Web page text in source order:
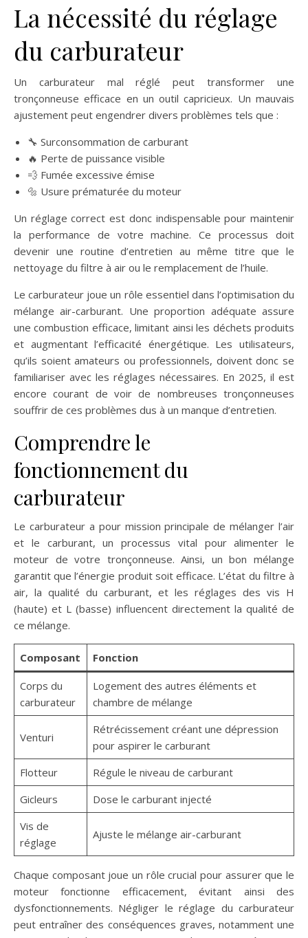
La nécessité du réglage
du carburateur
Un carburateur mal réglé peut transformer une
tronçonneuse efficace en un outil capricieux. Un mauvais
ajustement peut engendrer divers problèmes tels que :
🔧 Surconsommation de carburant
🔥 Perte de puissance visible
💨 Fumée excessive émise
🔩 Usure prématurée du moteur
Un réglage correct est donc indispensable pour maintenir
la performance de votre machine. Ce processus doit
devenir une routine d’entretien au même titre que le
nettoyage du filtre à air ou le remplacement de l’huile.
Le carburateur joue un rôle essentiel dans l’optimisation du
mélange air-carburant. Une proportion adéquate assure
une combustion efficace, limitant ainsi les déchets produits
et augmentant l’efficacité énergétique. Les utilisateurs,
qu’ils soient amateurs ou professionnels, doivent donc se
familiariser avec les réglages nécessaires. En 2025, il est
encore courant de voir de nombreuses tronçonneuses
souffrir de ces problèmes dus à un manque d’entretien.
Comprendre le
fonctionnement du
carburateur
Le carburateur a pour mission principale de mélanger l’air
et le carburant, un processus vital pour alimenter le
moteur de votre tronçonneuse. Ainsi, un bon mélange
garantit que l’énergie produit soit efficace. L’état du filtre à
air, la qualité du carburant, et les réglages des vis H
(haute) et L (basse) influencent directement la qualité de
ce mélange.
Composant Fonction
Corps du
carburateur
Logement des autres éléments et
chambre de mélange
Venturi
Rétrécissement créant une dépression
pour aspirer le carburant
Flotteur
Régule le niveau de carburant
Gicleurs
Dose le carburant injecté
Vis de
réglage
Ajuste le mélange air-carburant
Chaque composant joue un rôle crucial pour assurer que le
moteur fonctionne efficacement, évitant ainsi des
dysfonctionnements. Négliger le réglage du carburateur
peut entraîner des conséquences graves, notamment une